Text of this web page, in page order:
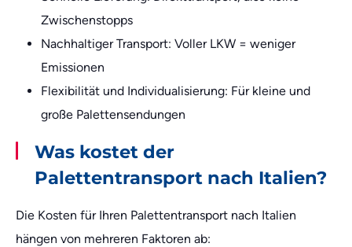
Zwischenstopps
Nachhaltiger Transport: Voller LKW = weniger
Emissionen
Flexibilität und Individualisierung: Für kleine und
große Palettensendungen
Was kostet der
Palettentransport nach Italien?
Die Kosten für Ihren Palettentransport nach Italien
hängen von mehreren Faktoren ab: